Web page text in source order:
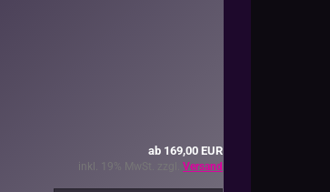
ab 169,00 EUR
inkl. 19% MwSt. zzgl. Versand